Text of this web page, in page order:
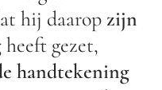
hij daarop zijn
heeft gezet,
handtekening